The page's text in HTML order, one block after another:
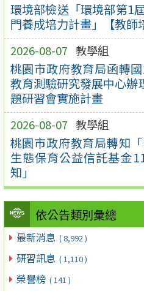
環境部檢送「環境部第1
門養成培力計畫」【教師
2026-08-07 教學組
桃園市政府教育局函轉
教育測驗研究發展中心
題研習會實施計畫
2026-08-07 教學組
桃園市政府教育局轉知
生態保育公益信託基金
知」
依公告類別彙總
最新消息 ( 8,992 )
研習訊息 ( 1,110 )
榮譽榜 ( 141 )